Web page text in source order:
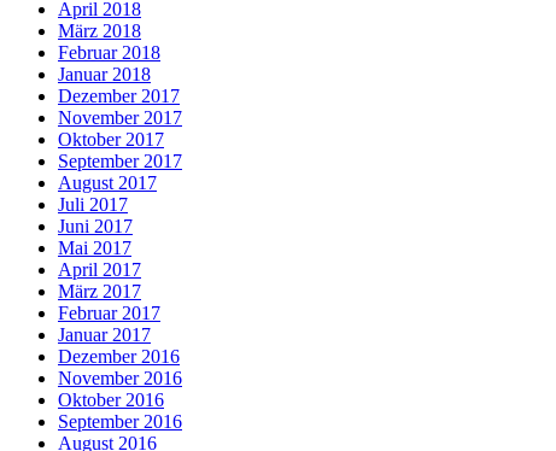
April 2018
März 2018
Februar 2018
Januar 2018
Dezember 2017
November 2017
Oktober 2017
September 2017
August 2017
Juli 2017
Juni 2017
Mai 2017
April 2017
März 2017
Februar 2017
Januar 2017
Dezember 2016
November 2016
Oktober 2016
September 2016
August 2016